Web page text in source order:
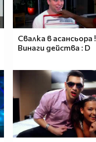
Свалка в асансьора !
Винаги действа : D